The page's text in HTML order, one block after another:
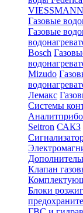
VIESSMANN
Газовые
Газовые
Bosch
Mizudo
Лемакс
Системы
Seitron САКЗ
Клапан
Блоки